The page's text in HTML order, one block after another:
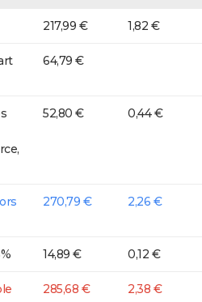
217,99 € 1,82 €
64,79 €
52,80 € 0,44 €
270,79 € 2,26 €
14,89 € 0,12 €
285,68 € 2,38 €